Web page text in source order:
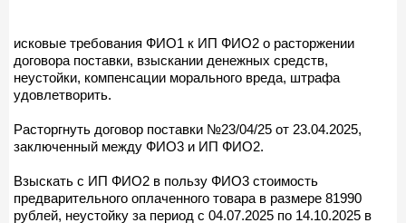
исковые требования ФИО1 к ИП ФИО2 о расторжении
договора поставки, взыскании денежных средств,
неустойки, компенсации морального вреда, штрафа
удовлетворить.
Расторгнуть договор поставки №23/04/25 от 23.04.2025,
заключенный между ФИО3 и ИП ФИО2.
Взыскать с ИП ФИО2 в пользу ФИО3 стоимость
предварительного оплаченного товара в размере 81990
рублей, неустойку за период с 04.07.2025 по 14.10.2025 в